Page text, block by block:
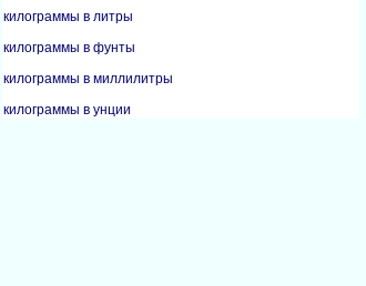
килограммы в литры
килограммы в фунты
килограммы в миллилитры
килограммы в унции